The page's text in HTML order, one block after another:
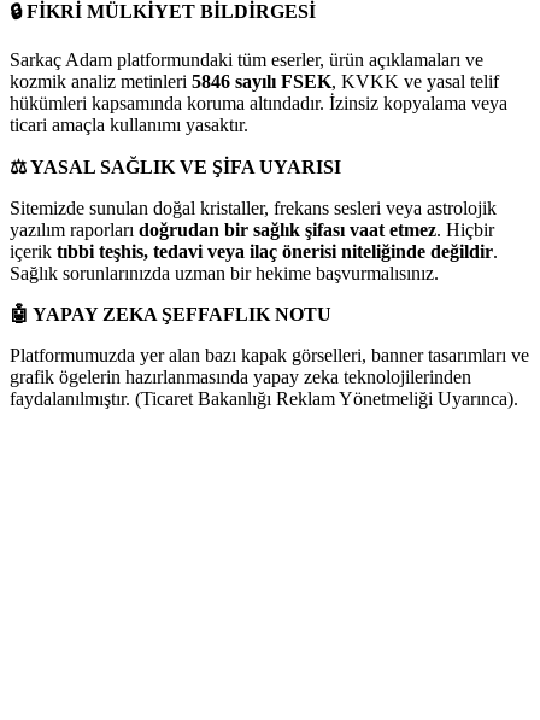
🔒FİKRİ MÜLKİYET BİLDİRGESİ
Sarkaç Adam platformundaki tüm eserler, ürün açıklamaları ve
kozmik analiz metinleri 5846 sayılı FSEK, KVKK ve yasal telif
hükümleri kapsamında koruma altındadır. İzinsiz kopyalama veya
ticari amaçla kullanımı yasaktır.
⚖️YASAL SAĞLIK VE ŞİFA UYARISI
Sitemizde sunulan doğal kristaller, frekans sesleri veya astrolojik
yazılım raporları doğrudan bir sağlık şifası vaat etmez. Hiçbir
içerik tıbbi teşhis, tedavi veya ilaç önerisi niteliğinde değildir.
Sağlık sorunlarınızda uzman bir hekime başvurmalısınız.
🤖 YAPAY ZEKA ŞEFFAFLIK NOTU
Platformumuzda yer alan bazı kapak görselleri, banner tasarımları ve
grafik ögelerin hazırlanmasında yapay zeka teknolojilerinden
faydalanılmıştır. (Ticaret Bakanlığı Reklam Yönetmeliği Uyarınca).